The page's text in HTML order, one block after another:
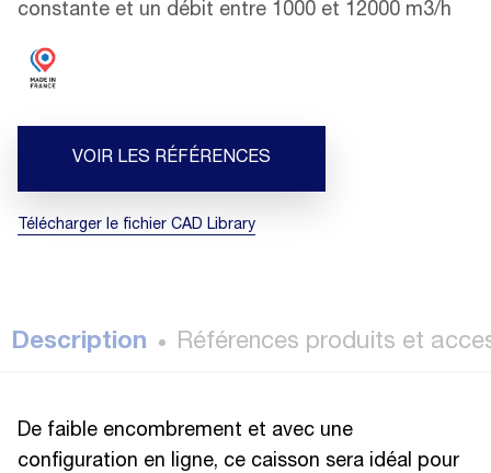
constante et un débit entre 1000 et 12000 m3/h
VOIR LES RÉFÉRENCES
Télécharger le fichier CAD Library
Description Références produits et
De faible encombrement et avec une
configuration en ligne, ce caisson sera idéal pour